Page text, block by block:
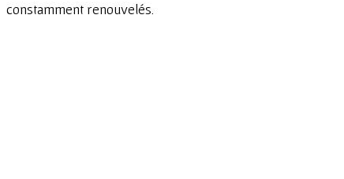
constamment renouvelés.